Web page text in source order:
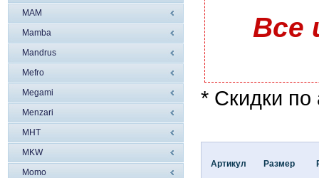
MAM
Mamba
Mandrus
Mefro
Megami
Menzari
MHT
MKW
Momo
Все
* Скидки по
Артикул Размер